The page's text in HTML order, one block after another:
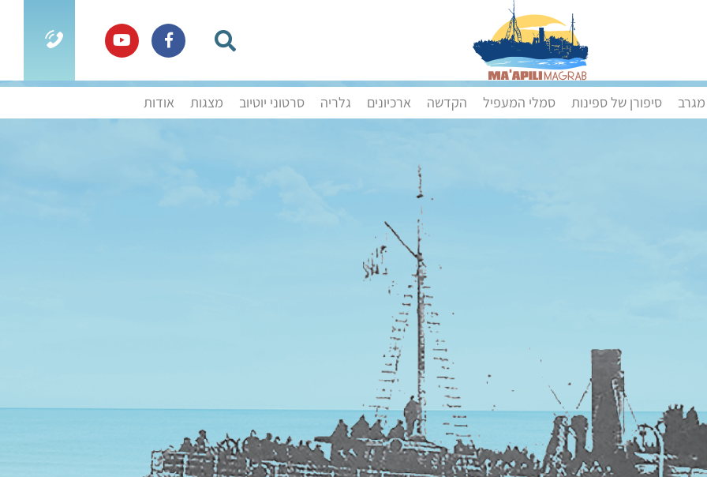
סיפורן של ספינות סמלי המעפיל הקדשה ארכיונים גלריה סרטוני יוטיוב מצגות אודות